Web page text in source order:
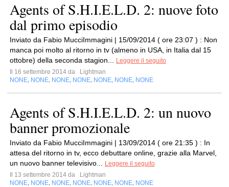
Agents of S.H.I.E.L.D. 2: nuove foto
dal primo episodio
Inviato da Fabio MucciImmagini | 15/09/2014 ( ore 23:07 ) : Non
manca poi molto al ritorno in tv (almeno in USA, in Italia dal 15
ottobre) della seconda stagion...
Leggere il seguito
Il 16 settembre 2014 da
Lightman
NONE NONE NONE NONE NONE NONE NONE
Agents of S.H.I.E.L.D. 2: un nuovo
banner promozionale
Inviato da Fabio MucciImmagini | 13/09/2014 ( ore 21:35 ) : In
attesa del ritorno in tv, ecco debuttare online, grazie alla Marvel,
un nuovo banner televisivo...
Leggere il seguito
Il 13 settembre 2014 da
Lightman
NONE NONE NONE NONE NONE NONE NONE